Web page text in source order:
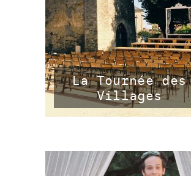
La Tournée des
Villages